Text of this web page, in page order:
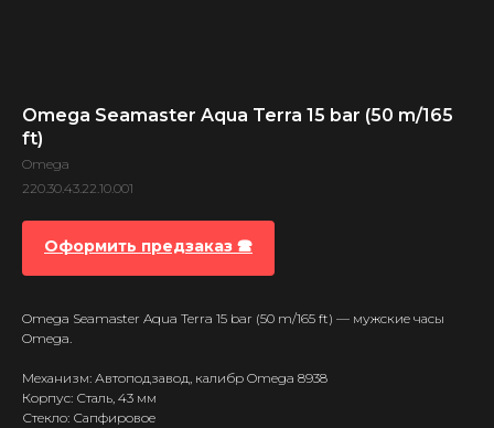
Omega Seamaster Aqua Terra 15 bar (50 m/165
ft)
Omega
220.30.43.22.10.001
Оформить предзаказ 🕿
Omega Seamaster Aqua Terra 15 bar (50 m/165 ft) — мужские часы
Omega.
Механизм: Автоподзавод, калибр Omega 8938
Корпус: Сталь, 43 мм
Стекло: Сапфировое